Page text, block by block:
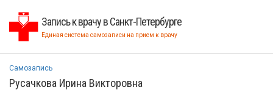
Запись к врачу в Санкт-Петербурге
Единая система самозаписи на прием к врачу
Самозапись
Русачкова Ирина Викторовна